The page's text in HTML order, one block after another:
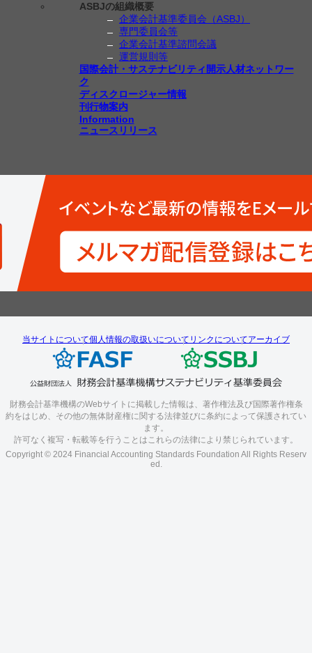
ASBJの組織概要
企業会計基準委員会（ASBJ）
専門委員会等
企業会計基準諮問会議
運営規則等
国際会計・サステナビリティ開示人材ネットワー
ク
ディスクロージャー情報
刊行物案内
Information
ニュースリリース
当サイトについて個人情報の取扱いについて リンクについてアーカイブ
財務会計基準機構のWebサイトに掲載した情報は、著作権法及び国際著作権条
約をはじめ、その他の無体財産権に関する法律並びに条約によって保護されてい
ます。
許可なく複写・転載等を行うことはこれらの法律により禁じられています。
Copyright © 2024 Financial Accounting Standards Foundation All Rights Reserv
ed.